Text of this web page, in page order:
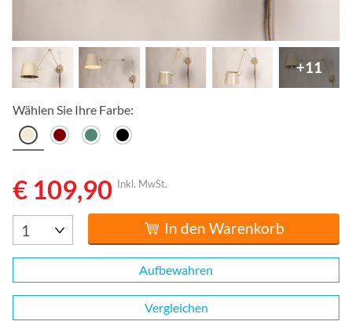
+11
Wählen Sie Ihre Farbe:
€ 109,90 Inkl. MwSt.
In den Warenkorb
Aufbewahren
Vergleichen